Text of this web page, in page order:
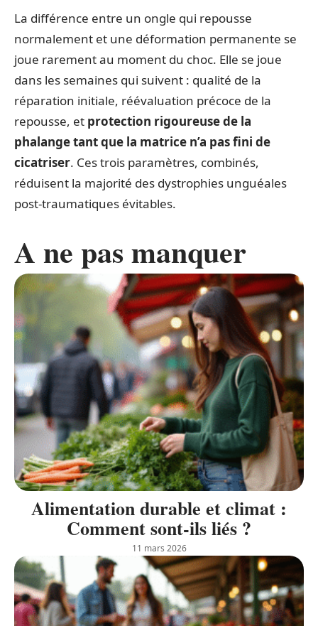
La différence entre un ongle qui repousse
normalement et une déformation permanente se
joue rarement au moment du choc. Elle se joue
dans les semaines qui suivent : qualité de la
réparation initiale, réévaluation précoce de la
repousse, et protection rigoureuse de la
phalange tant que la matrice n’a pas fini de
cicatriser. Ces trois paramètres, combinés,
réduisent la majorité des dystrophies unguéales
post-traumatiques évitables.
A ne pas manquer
Alimentation durable et climat :
Comment sont-ils liés ?
11 mars 2026